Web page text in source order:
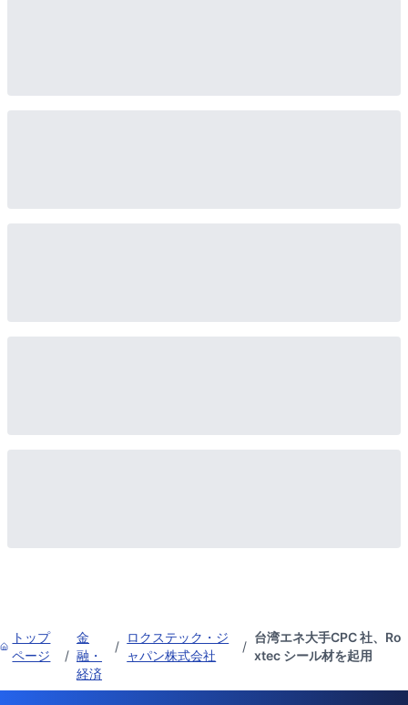
トップ
ページ
/
金
融・
経済
/
ロクステック・ジ
ャパン株式会社
/
台湾エネ大手CPC 社、Ro
xtec シール材を起用